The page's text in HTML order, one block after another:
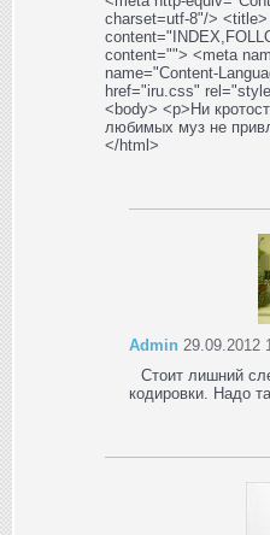
charset=utf-8"/>
content=""> <meta
name="Content-
href="iru.css"
<body> <p>Ни
любимых муз не
</html>
Admin 29.09.2012
Стоит лишний
кодировки. Надо